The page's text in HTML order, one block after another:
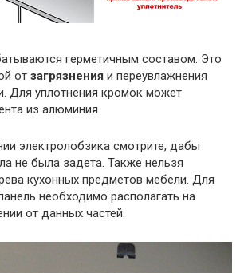
герметичным составом. Это
от загрязнения и переувлажнения
Для уплотнения кромок может
из алюминия.
электролобзика смотрите, дабы
не была задета. Также нельзя
кухонных предметов мебели. Для
необходимо располагать на
от данных частей.